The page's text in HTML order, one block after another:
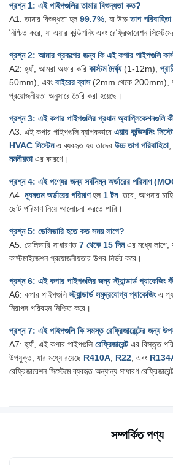
প্রশ্ন 1: এই পাইপগুলির তামার বিশুদ্ধতা কত?
A1: তামার বিশুদ্ধতা হল 99.7%, যা উচ্চতাপ পরিবাহিতা
নিশ্চিত করে, যা এয়ার কন্ডিশনিং এবং রেফ্রিজারেশন
প্রশ্ন 2: আমার প্রকল্পের জন্য কি এই কপার পাইপগুলি
A2: হ্যাঁ, আমরা অফার করি কাস্টম দৈর্ঘ্য(1-12m),
50mm), এবং বাইরের ব্যাস(2mm থেকে 200mm),
প্রয়োজনীয়তা অনুসারে তৈরি করা হয়েছে।
প্রশ্ন 3: এই কপার পাইপগুলির প্রধান অ্যাপ্লিকেশনগুলি
A3: এই কপার পাইপগুলি ব্যাপকভাবে এয়ার কন্ডিশনিং
HVAC সিস্টেমএ ব্যবহৃত হয় তাদের উচ্চ তাপ পরিবাহিতা,
নমনীয়তাএর কারণে।
প্রশ্ন 4: এই পণ্যের জন্য সর্বনিম্ন অর্ডারের পরিমাণ
A4: ন্যূনতম অর্ডারের পরিমাণহল 1 টন. তবে, আপনার
ছোট পরিমাণ নিয়ে আলোচনা করতে পারি।
প্রশ্ন 5: ডেলিভারি হতে কত সময় লাগে?
A5: ডেলিভারি সাধারণত7 থেকে 15 দিনএর মধ্যে লাগে,
কাস্টমাইজেশন প্রয়োজনীয়তার উপর নির্ভর করে।
প্রশ্ন 6: এই কপার পাইপগুলির জন্য স্ট্যান্ডার্ড প্যাকেজিং
A6: কপার পাইপগুলিস্ট্যান্ডার্ড সমুদ্রযোগ্য প্যাকেজিংএ
নিরাপদ পরিবহন নিশ্চিত করে।
প্রশ্ন 7: এই পাইপগুলি কি সমস্ত রেফ্রিজারেন্টের জন্য
A7: হ্যাঁ, এই কপার পাইপগুলি রেফ্রিজারেন্টএর বিস্তৃত
উপযুক্ত, যার মধ্যে রয়েছে R410A, R22, এবং
রেফ্রিজারেশন সিস্টেমে ব্যবহৃত অন্যান্য সাধারণ
সম্পর্কিত পণ্য